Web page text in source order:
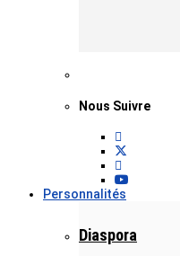
Nous Suivre
Personnalités
Diaspora